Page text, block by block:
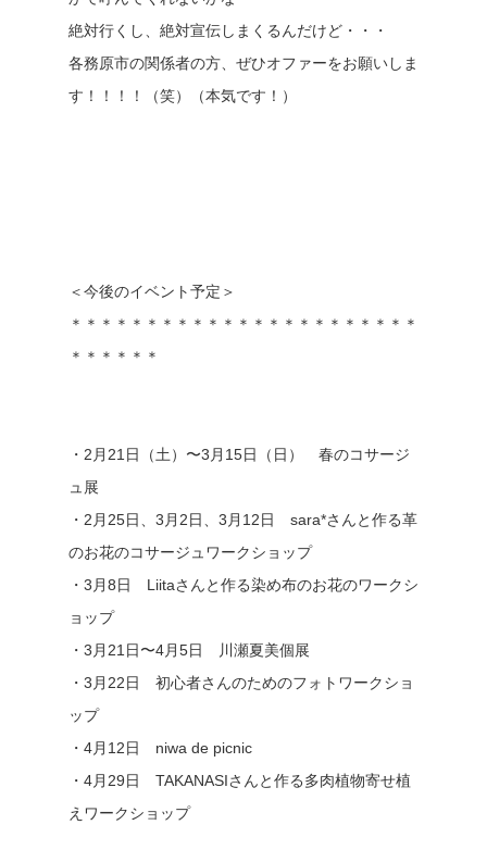
絶対行くし、絶対宣伝しまくるんだけど・・・
各務原市の関係者の方、ぜひオファーをお願いしま
す！！！！（笑）（本気です！）
＜今後のイベント予定＞
＊＊＊＊＊＊＊＊＊＊＊＊＊＊＊＊＊＊＊＊＊＊＊
＊＊＊＊＊＊
・2月21日（土）〜3月15日（日） 春のコサージ
ュ展
・2月25日、3月2日、3月12日 sara*さんと作る革
のお花のコサージュワークショップ
・3月8日 Liitaさんと作る染め布のお花のワークシ
ョップ
・3月21日〜4月5日 川瀬夏美個展
・3月22日 初心者さんのためのフォトワークショ
ップ
・4月12日 niwa de picnic
・4月29日 TAKANASIさんと作る多肉植物寄せ植
えワークショップ